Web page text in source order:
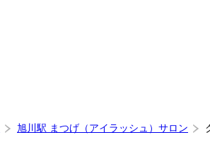
旭川駅 まつげ（アイラッシュ）サロン